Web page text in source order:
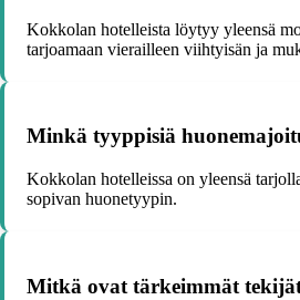
Kokkolan hotelleista löytyy yleensä
tarjoamaan vierailleen viihtyisän ja
Minkä tyyppisiä
Kokkolan hotelleissa on yleensä
sopivan huonetyypin.
Mitkä ovat tärkeimmät